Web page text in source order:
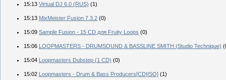
15:13 Virtual DJ 6.0 (RUS) (1)
15:13 MixMeister Fusion 7.3.2 (0)
15:09 Sample Fusion - 15 CD для Fruity Loops (0)
15:06 LOOPMASTERS - DRUMSOUND & BASSLINE SMITH (Studio Technique)
15:04 Loopmasters Dubstep (1 CD) (0)
15:02 Loopmasters - Drum & Bass Producers[CD|ISO] (1)